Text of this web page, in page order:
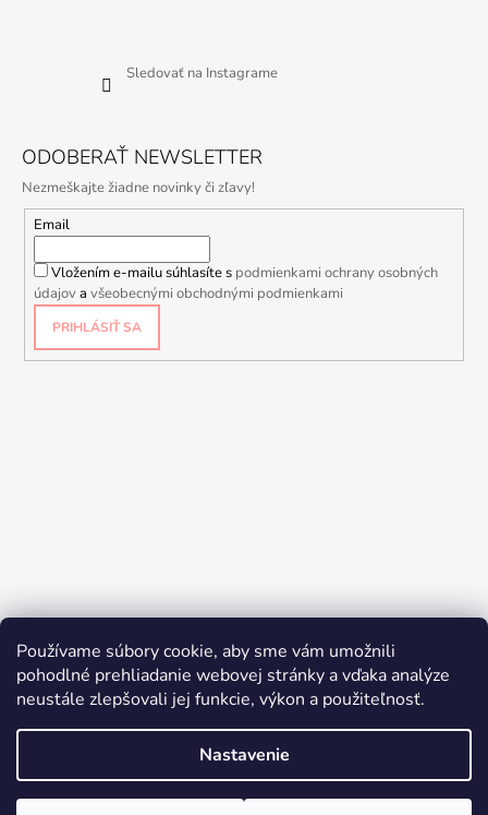
Používame súbory cookie, aby sme vám umožnili
pohodlné prehliadanie webovej stránky a vďaka analýze
neustále zlepšovali jej funkcie, výkon a použiteľnosť.
Nastavenie
Sledovať na Instagrame
ODOBERAŤ NEWSLETTER
Nezmeškajte žiadne novinky či zľavy!
Email
Vložením e-mailu súhlasíte s podmienkami ochrany osobných
údajovavšeobecnými obchodnými podmienkami
PRIHLÁSIŤ SA
© 2026 YES K-BEAUTY. Všetky práva vyhradené.